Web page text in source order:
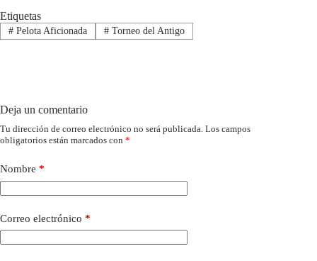
Etiquetas
#Pelota Aficionada #Torneo del Antigo
Deja un comentario
Tu dirección de correo electrónico no será publicada. Los campos
obligatorios están marcados con *
Nombre *
Correo electrónico *